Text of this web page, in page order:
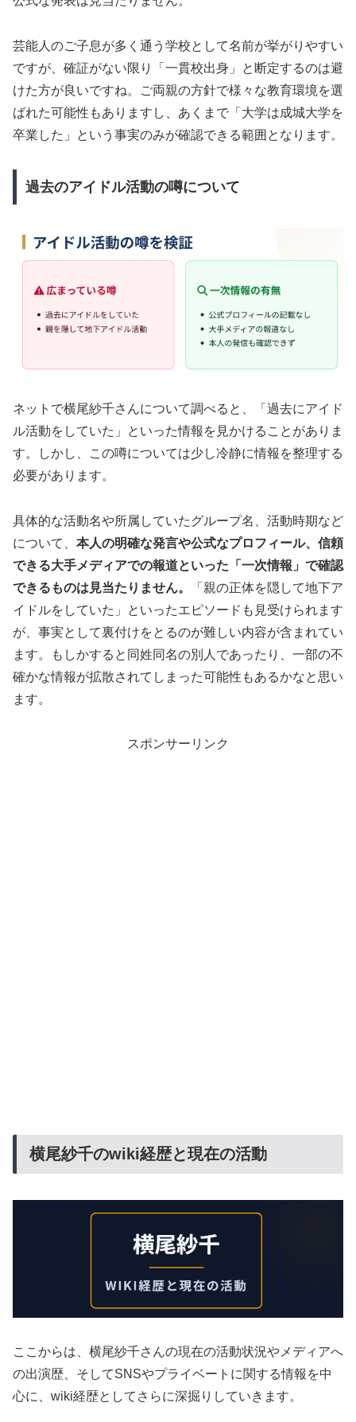
芸能人のご子息が多く通う学校として名前が挙がりやすい
ですが、確証がない限り「一貫校出身」と断定するのは避
けた方が良いですね。ご両親の方針で様々な教育環境を選
ばれた可能性もありますし、あくまで「大学は成城大学を
卒業した」という事実のみが確認できる範囲となります。
過去のアイドル活動の噂について
ネットで横尾紗千さんについて調べると、「過去にアイド
ル活動をしていた」といった情報を見かけることがありま
す。しかし、この噂については少し冷静に情報を整理する
必要があります。
具体的な活動名や所属していたグループ名、活動時期など
について、 本人の明確な発言や公式なプロフィール、信頼
できる大手メディアでの報道といった「一次情報」で確認
できるものは見当たりません。
「親の正体を隠して地下ア
イドルをしていた」といったエピソードも見受けられます
が、事実として裏付けをとるのが難しい内容が含まれてい
ます。もしかすると同姓同名の別人であったり、一部の不
確かな情報が拡散されてしまった可能性もあるかなと思い
ます。
スポンサーリンク
横尾紗千のwiki経歴と現在の活動
ここからは、横尾紗千さんの現在の活動状況やメディアへ
の出演歴、そしてSNSやプライベートに関する情報を中
心に、wiki経歴としてさらに深掘りしていきます。